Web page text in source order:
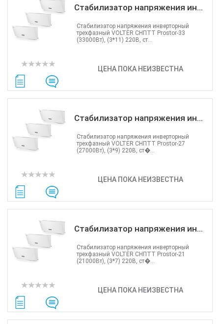
Стабилизатор напряжения ин...
ЦЕНА ПОКА НЕИЗВЕСТНА
Стабилизатор напряжения инверторный
трехфазный VOLTER СНПТТ Prostor-33
(33000Вт), (3*11) 220В, ст...
Стабилизатор напряжения ин...
ЦЕНА ПОКА НЕИЗВЕСТНА
Стабилизатор напряжения инверторный
трехфазный VOLTER СНПТТ Prostor-27
(27000Вт), (3*9) 220В, ст�...
Стабилизатор напряжения ин...
ЦЕНА ПОКА НЕИЗВЕСТНА
Стабилизатор напряжения инверторный
трехфазный VOLTER СНПТТ Prostor-21
(21000Вт), (3*7) 220В, ст�...